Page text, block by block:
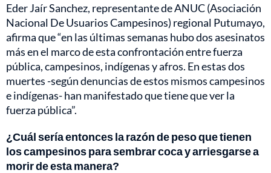
Eder Jaír Sanchez, representante de ANUC (Asociación
Nacional De Usuarios Campesinos) regional Putumayo,
afirma que “en las últimas semanas hubo dos asesinatos
más en el marco de esta confrontación entre fuerza
pública, campesinos, indígenas y afros. En estas dos
muertes -según denuncias de estos mismos campesinos
e indígenas- han manifestado que tiene que ver la
fuerza pública”.
¿Cuál sería entonces la razón de peso que tienen
los campesinos para sembrar coca y arriesgarse a
morir de esta manera?